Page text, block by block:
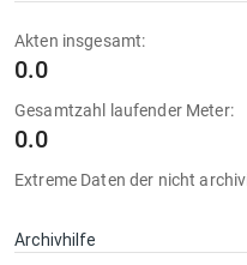
Akten insgesamt:
0.0
Gesamtzahl laufender Meter:
0.0
Extreme Daten der nicht
Archivhilfe